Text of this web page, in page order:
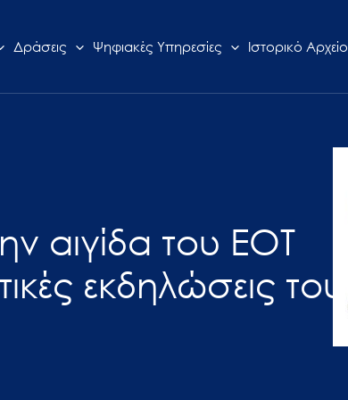
Δράσεις Ψηφιακές Υπηρεσίες Ιστορικό Αρχείο
αιγίδα του ΕΟΤ
εκδηλώσεις του